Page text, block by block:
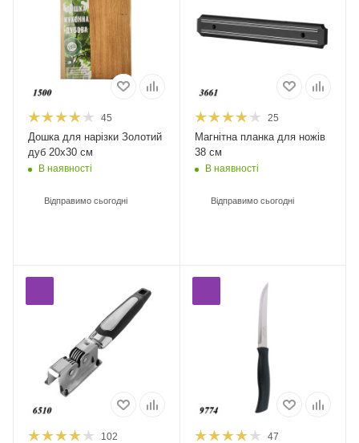
45
Дошка для нарізки Золотий
дуб 20х30 см
В наявності
Відправимо сьогодні
25
Магнітна планка для ножів
38 см
В наявності
Відправимо сьогодні
102 47